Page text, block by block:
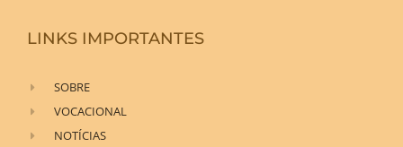
LINKS IMPORTANTES
SOBRE
VOCACIONAL
NOTÍCIAS